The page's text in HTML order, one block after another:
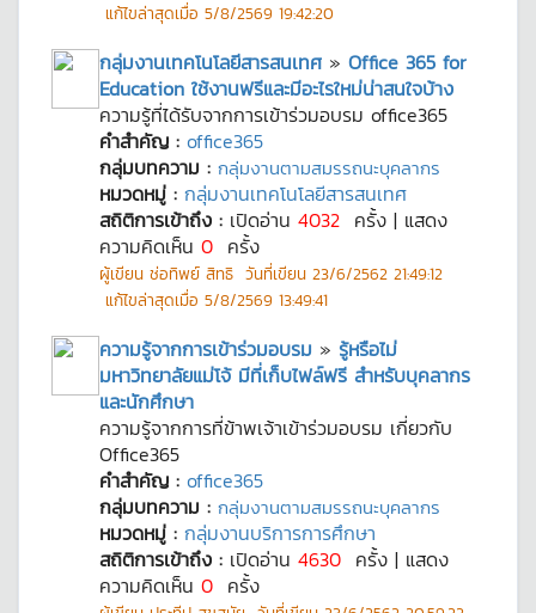
แก้ไขล่าสุดเมื่อ 5/8/2569 19:42:20
กลุ่มงานเทคโนโลยีสารสนเทศ » Office 365 for
Education ใช้งานฟรีและมีอะไรใหม่น่าสนใจบ้าง
ความรู้ที่ได้รับจากการเข้าร่วมอบรม office365
คำสำคัญ : office365
กลุ่มบทความ : กลุ่มงานตามสมรรถนะบุคลากร
หมวดหมู่ : กลุ่มงานเทคโนโลยีสารสนเทศ
สถิติการเข้าถึง : เปิดอ่าน 4032 ครั้ง | แสดง
ความคิดเห็น 0 ครั้ง
ผู้เขียน ช่อทิพย์ สิทธิ วันที่เขียน 23/6/2562 21:49:12
แก้ไขล่าสุดเมื่อ 5/8/2569 13:49:41
ความรู้จากการเข้าร่วมอบรม » รู้หรือไม่
มหาวิทยาลัยแม่โจ้ มีที่เก็บไฟล์ฟรี สำหรับบุคลากร
และนักศึกษา
ความรู้จากการที่ข้าพเจ้าเข้าร่วมอบรม เกี่ยวกับ
Office365
คำสำคัญ : office365
กลุ่มบทความ : กลุ่มงานตามสมรรถนะบุคลากร
หมวดหมู่ : กลุ่มงานบริการการศึกษา
สถิติการเข้าถึง : เปิดอ่าน 4630 ครั้ง | แสดง
ความคิดเห็น 0 ครั้ง